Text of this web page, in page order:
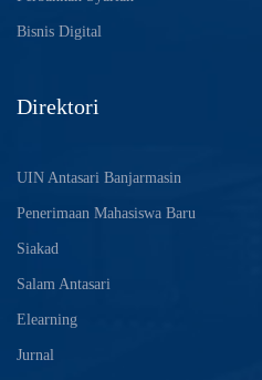
Bisnis Digital
Direktori
UIN Antasari Banjarmasin
Penerimaan Mahasiswa Baru
Siakad
Salam Antasari
Elearning
Jurnal